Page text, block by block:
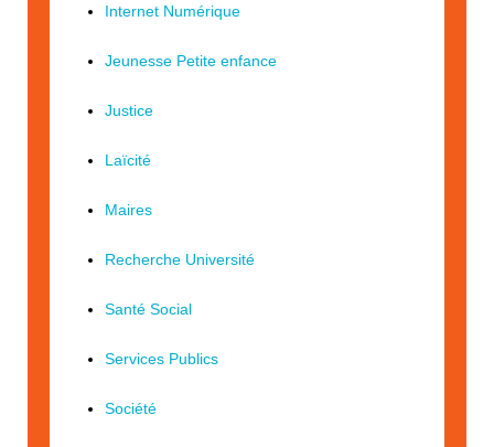
Internet Numérique
Jeunesse Petite enfance
Justice
Laïcité
Maires
Recherche Université
Santé Social
Services Publics
Société